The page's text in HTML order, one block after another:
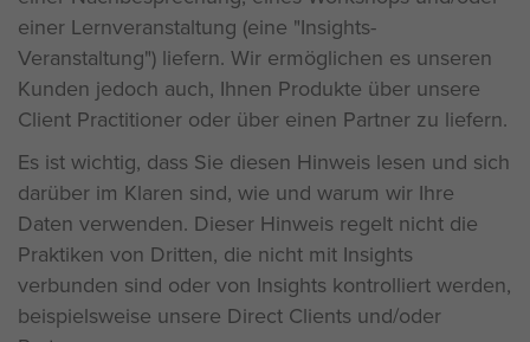
einer Lernveranstaltung (eine "Insights-
Veranstaltung") liefern. Wir ermöglichen es unseren
Kunden jedoch auch, Ihnen Produkte über unsere
Client Practitioner oder über einen Partner zu liefern.
Es ist wichtig, dass Sie diesen Hinweis lesen und sich
darüber im Klaren sind, wie und warum wir Ihre
Daten verwenden. Dieser Hinweis regelt nicht die
Praktiken von Dritten, die nicht mit Insights
verbunden sind oder von Insights kontrolliert werden,
beispielsweise unsere Direct Clients und/oder